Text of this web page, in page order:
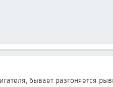
бывает разгоняется